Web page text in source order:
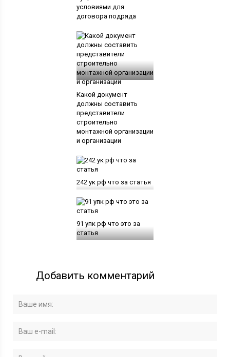
условиями для
договора подряда
Какой документ
должны составить
представители
строительно
монтажной организации
и организации
242 ук рф что за статья
91 упк рф что это за
статья
Добавить комментарий